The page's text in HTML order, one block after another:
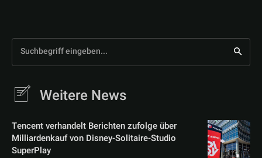
Suchbegriff eingeben...
Weitere News
Tencent verhandelt Berichten zufolge über
Milliardenkauf von Disney-Solitaire-Studio
SuperPlay